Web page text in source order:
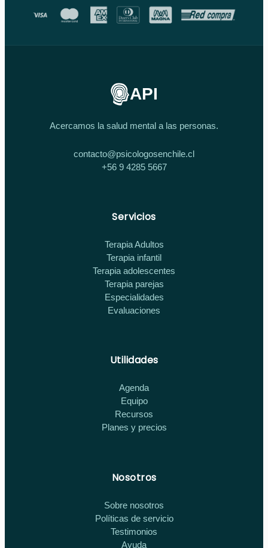
API
Acercamos la salud mental a las personas.
contacto@psicologosenchile.cl
+56 9 4285 5667
Servicios
Terapia Adultos
Terapia infantil
Terapia adolescentes
Terapia parejas
Especialidades
Evaluaciones
Utilidades
Agenda
Equipo
Recursos
Planes y precios
Nosotros
Sobre nosotros
Políticas de servicio
Testimonios
Ayuda